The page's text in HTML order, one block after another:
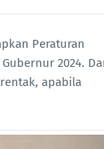
Peraturan
2024.
apabila